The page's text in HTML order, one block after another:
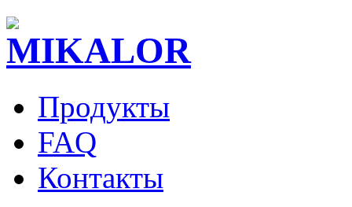
Продукты
FAQ
Контакты